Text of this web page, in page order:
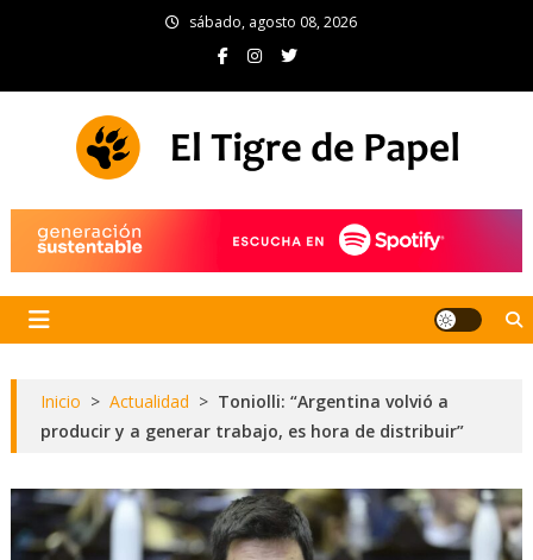
sábado, agosto 08, 2026
Inicio > Actualidad > Toniolli: “Argentina volvió a
producir y a generar trabajo, es hora de distribuir”